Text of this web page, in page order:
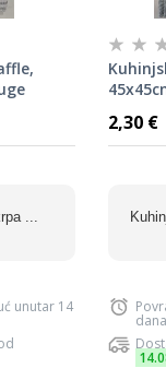
...
unutar 14
2,30 €
dana